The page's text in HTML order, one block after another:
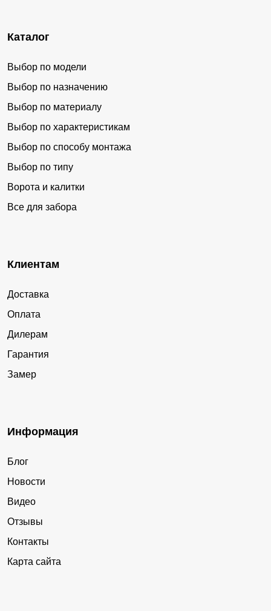
Каталог
Выбор по модели
Выбор по назначению
Выбор по материалу
Выбор по характеристикам
Выбор по способу монтажа
Выбор по типу
Ворота и калитки
Все для забора
Клиентам
Доставка
Оплата
Дилерам
Гарантия
Замер
Информация
Блог
Новости
Видео
Отзывы
Контакты
Карта сайта